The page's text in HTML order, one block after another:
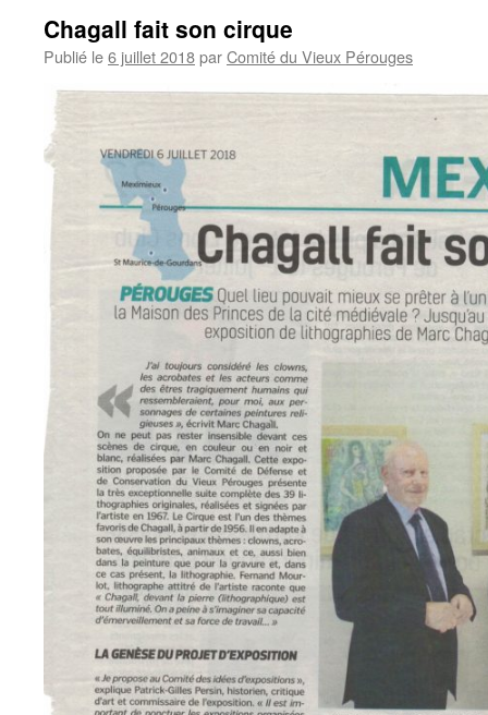
Chagall fait son cirque
Publié le6 juillet 2018parComité du Vieux Pérouges